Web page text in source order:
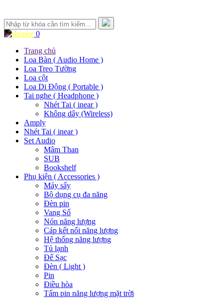
0
Trang chủ
Loa Bàn ( Audio Home )
Loa Treo Tường
Loa cột
Loa Di Động ( Portable )
Tai nghe ( Headphone )
Nhét Tai ( inear )
Không dây (Wireless)
Amply
Nhét Tai ( inear )
Set Audio
Mâm Than
SUB
Bookshelf
Phụ kiện ( Accessories )
Máy sấy
Bộ dụng cụ đa năng
Đèn pin
Vang Số
Nón năng lượng
Cáp kết nối năng lượng
Hệ thống năng lượng
Tủ lạnh
Đế Sạc
Đèn ( Light )
Pin
Điều hòa
Tấm pin năng lượng mặt trời